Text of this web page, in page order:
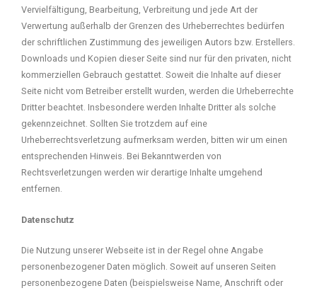
Vervielfältigung, Bearbeitung, Verbreitung und jede Art der
Verwertung außerhalb der Grenzen des Urheberrechtes bedürfen
der schriftlichen Zustimmung des jeweiligen Autors bzw. Erstellers.
Downloads und Kopien dieser Seite sind nur für den privaten, nicht
kommerziellen Gebrauch gestattet. Soweit die Inhalte auf dieser
Seite nicht vom Betreiber erstellt wurden, werden die Urheberrechte
Dritter beachtet. Insbesondere werden Inhalte Dritter als solche
gekennzeichnet. Sollten Sie trotzdem auf eine
Urheberrechtsverletzung aufmerksam werden, bitten wir um einen
entsprechenden Hinweis. Bei Bekanntwerden von
Rechtsverletzungen werden wir derartige Inhalte umgehend
entfernen.
Datenschutz
Die Nutzung unserer Webseite ist in der Regel ohne Angabe
personenbezogener Daten möglich. Soweit auf unseren Seiten
personenbezogene Daten (beispielsweise Name, Anschrift oder